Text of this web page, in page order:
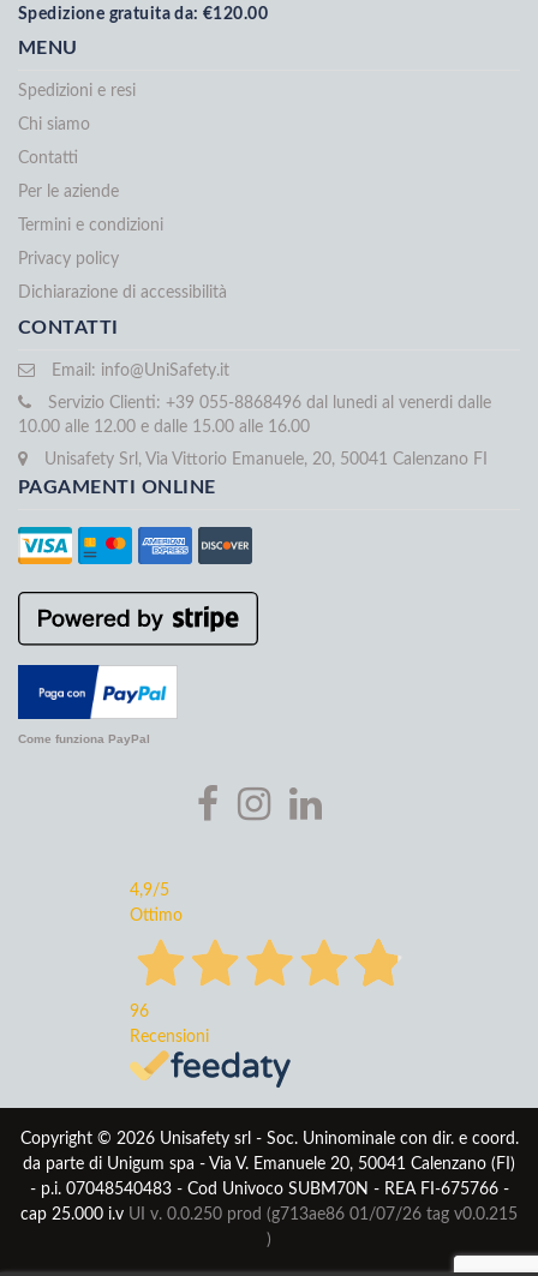
Spedizione gratuita da: €120.00
MENU
Spedizioni e resi
Chi siamo
Contatti
Per le aziende
Termini e condizioni
Privacy policy
Dichiarazione di accessibilità
CONTATTI
Email: info@UniSafety.it
Servizio Clienti: +39 055-8868496 dal lunedi al venerdi dalle
10.00 alle 12.00 e dalle 15.00 alle 16.00
Unisafety Srl, Via Vittorio Emanuele, 20, 50041 Calenzano FI
PAGAMENTI ONLINE
Come funziona PayPal
4,9/5
Ottimo
96
Recensioni
Copyright © 2026 Unisafety srl - Soc. Uninominale con dir. e coord.
da parte di Unigum spa - Via V. Emanuele 20, 50041 Calenzano (FI)
- p.i. 07048540483 - Cod Univoco SUBM70N - REA FI-675766 -
cap 25.000 i.v UI v. 0.0.250 prod (g713ae86 01/07/26 tag v0.0.215
)